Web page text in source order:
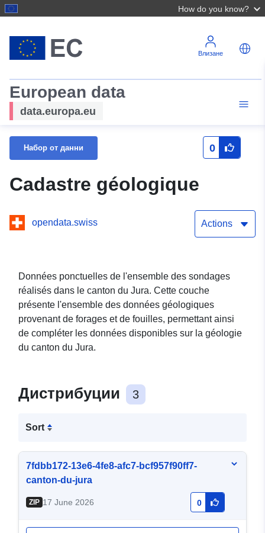
How do you know?
Влизане
European data
data.europa.eu
Набор от данни 0
Cadastre géologique
opendata.swiss Actions
Données ponctuelles de l'ensemble des sondages
réalisés dans le canton du Jura. Cette couche
présente l'ensemble des données géologiques
provenant de forages et de fouilles, permettant ainsi
de compléter les données disponibles sur la géologie
du canton du Jura.
Дистрибуции 3
Sort
7fdbb172-13e6-4fe8-afc7-bcf957f90ff7-
canton-du-jura
ZIP 17 June 2026 0